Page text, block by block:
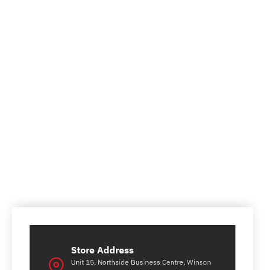
Store Address
Unit 15, Northside Business Centre, Winson